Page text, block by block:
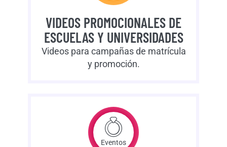
VIDEOS PROMOCIONALES DE
ESCUELAS Y UNIVERSIDADES
Videos para campañas de matrícula
y promoción.
Eventos